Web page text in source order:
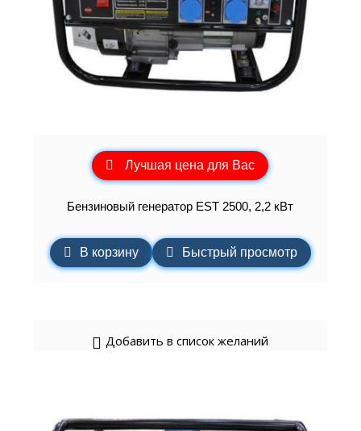
Лучшая цена для Вас
Бензиновый генератор EST 2500, 2,2 кВт
В корзину Быстрый просмотр
Добавить в список желаний